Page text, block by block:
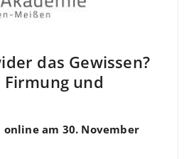
das Gewissen?
Firmung und
online am 30. November